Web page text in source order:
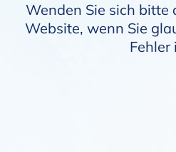
Wenden Sie sich bitte
Website, wenn Sie
Fehler